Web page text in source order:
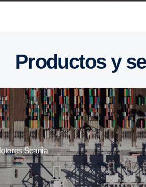
Productos y
Scania